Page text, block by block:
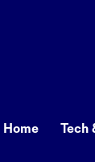
Home